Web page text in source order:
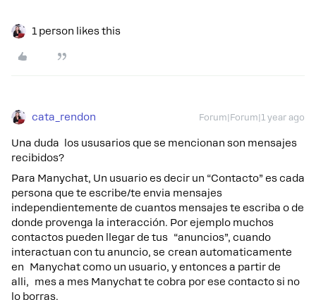
1 person likes this
cata_rendon Forum|Forum|1 year ago
Una duda los ususarios que se mencionan son mensajes
recibidos?
Para Manychat, Un usuario es decir un “Contacto” es cada
persona que te escribe/te envia mensajes
independientemente de cuantos mensajes te escriba o de
donde provenga la interacción. Por ejemplo muchos
contactos pueden llegar de tus “anuncios”, cuando
interactuan con tu anuncio, se crean automaticamente
en Manychat como un usuario, y entonces a partir de
alli, mes a mes Manychat te cobra por ese contacto si no
lo borras.